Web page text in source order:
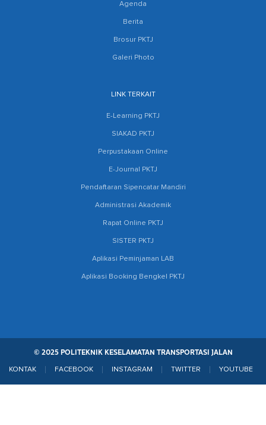
Agenda
Berita
Brosur PKTJ
Galeri Photo
LINK TERKAIT
E-Learning PKTJ
SIAKAD PKTJ
Perpustakaan Online
E-Journal PKTJ
Pendaftaran Sipencatar Mandiri
Administrasi Akademik
Rapat Online PKTJ
SISTER PKTJ
Aplikasi Peminjaman LAB
Aplikasi Booking Bengkel PKTJ
© 2025 POLITEKNIK KESELAMATAN TRANSPORTASI JALAN
KONTAK FACEBOOK INSTAGRAM TWITTER YOUTUBE